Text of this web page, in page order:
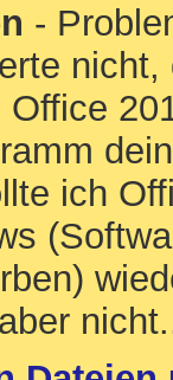
-
ich